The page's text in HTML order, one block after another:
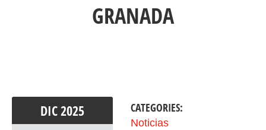
GRANADA
DIC2025 CATEGORIES:
Noticias